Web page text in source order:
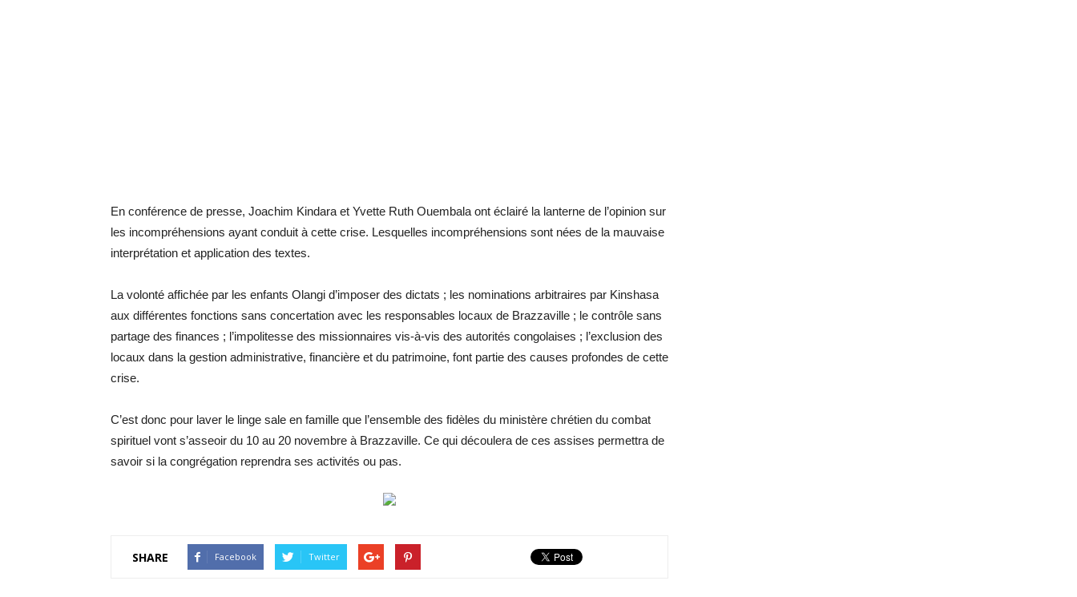
En conférence de presse, Joachim Kindara et Yvette Ruth Ouembala ont éclairé la lanterne de l’opinion sur
les incompréhensions ayant conduit à cette crise. Lesquelles incompréhensions sont nées de la mauvaise
interprétation et application des textes.
La volonté affichée par les enfants Olangi d’imposer des dictats ; les nominations arbitraires par Kinshasa
aux différentes fonctions sans concertation avec les responsables locaux de Brazzaville ; le contrôle sans
partage des finances ; l’impolitesse des missionnaires vis-à-vis des autorités congolaises ; l’exclusion des
locaux dans la gestion administrative, financière et du patrimoine, font partie des causes profondes de cette
crise.
C’est donc pour laver le linge sale en famille que l’ensemble des fidèles du ministère chrétien du combat
spirituel vont s’asseoir du 10 au 20 novembre à Brazzaville. Ce qui découlera de ces assises permettra de
savoir si la congrégation reprendra ses activités ou pas.
SHARE Facebook Twitter